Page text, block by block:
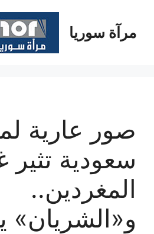
المحتوىمرآة سوريا
صور عارية
سعودية
المغردين..
و«الشريان»